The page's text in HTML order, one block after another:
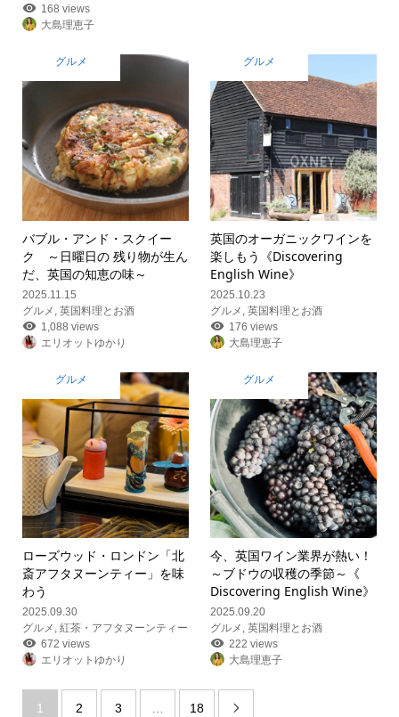
168 views
大島理恵子
グルメ
バブル・アンド・スクイー
ク ～日曜日の 残り物が生ん
だ、英国の知恵の味～
2025.11.15
グルメ 英国料理とお酒
1,088 views
エリオットゆかり
グルメ
英国のオーガニックワインを
楽しもう《Discovering
English Wine》
2025.10.23
グルメ ,英国料理とお酒
176 views
大島理恵子
グルメ
ローズウッド・ロンドン「北
斎アフタヌーンティー」を味
わう
2025.09.30
グルメ , 紅茶・アフタヌーンティー
672 views
エリオットゆかり
グルメ
今、英国ワイン業界が熱い！
～ブドウの収穫の季節～《
Discovering English Wine》
2025.09.20
グルメ ,英国料理とお酒
222 views
大島理恵子
1 2 3 … 18 